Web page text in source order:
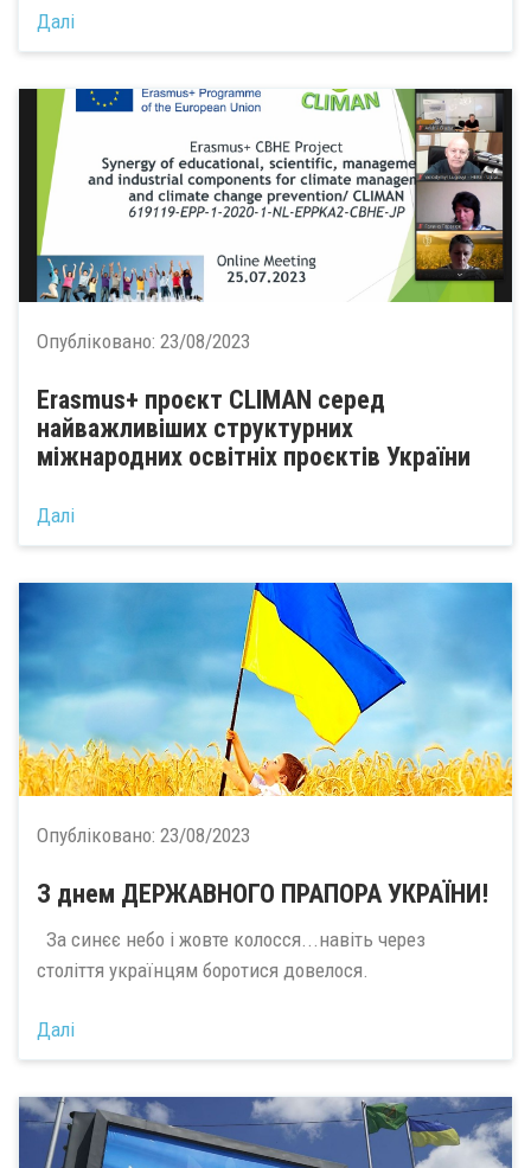
Далі
Опубліковано: 23/08/2023
Erasmus+ проєкт CLIMAN серед
найважливіших структурних
міжнародних освітніх проєктів України
Далі
Опубліковано: 23/08/2023
З днем ДЕРЖАВНОГО ПРАПОРА УКРАЇНИ!
За синєє небо і жовте колосся...навіть через
століття українцям боротися довелося.
Далі